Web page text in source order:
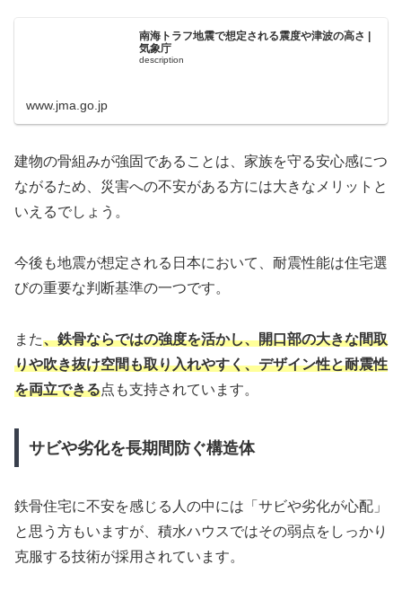
南海トラフ地震で想定される震度や津波の高さ |
気象庁
description
www.jma.go.jp
建物の骨組みが強固であることは、家族を守る安心感につ
ながるため、災害への不安がある方には大きなメリットと
いえるでしょう。
今後も地震が想定される日本において、耐震性能は住宅選
びの重要な判断基準の一つです。
また、鉄骨ならではの強度を活かし、開口部の大きな間取
りや吹き抜け空間も取り入れやすく、デザイン性と耐震性
を両立できる点も支持されています。
サビや劣化を長期間防ぐ構造体
鉄骨住宅に不安を感じる人の中には「サビや劣化が心配」
と思う方もいますが、積水ハウスではその弱点をしっかり
克服する技術が採用されています。